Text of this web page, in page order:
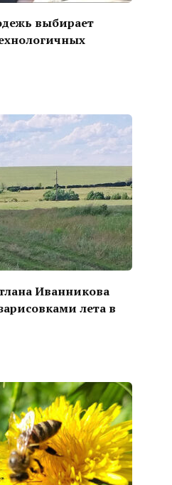
выбирает
Иванникова
лета в